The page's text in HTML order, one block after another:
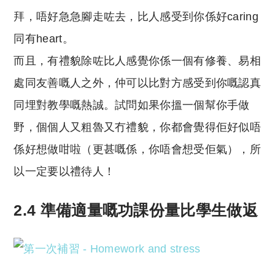
拜，唔好急急腳走咗去，比人感受到你係好caring
同有heart。
而且，有禮貌除咗比人感覺你係一個有修養、易相
處同友善嘅人之外，仲可以比對方感受到你嘅認真
同埋對教學嘅熱誠。試問如果你搵一個幫你手做
野，個個人又粗魯又冇禮貌，你都會覺得佢好似唔
係好想做咁啦（更甚嘅係，你唔會想受佢氣），所
以一定要以禮待人！
2.4 準備適量嘅功課份量比學生做返